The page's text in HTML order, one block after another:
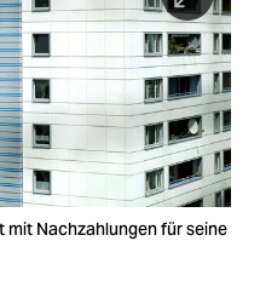
mit Nachzahlungen für seine